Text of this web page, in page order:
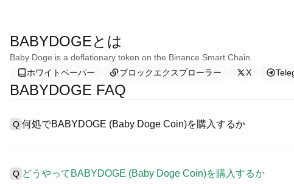
BABYDOGEとは
Baby Doge is a deflationary token on the Binance Smart Chain.
ホワイトペーパー
ブロックエクスプローラー X
BABYDOGE FAQ
Q 何処でBABYDOGE (Baby Doge Coin)を購入するか
ように、ユーザーに向けるインターフェース、高質・多様な取引ツー
た暗号資産の取引を認め、競争力のある取引手数料を用意しています。
Q どうやってBABYDOGE (Baby Doge Coin)を購入するか